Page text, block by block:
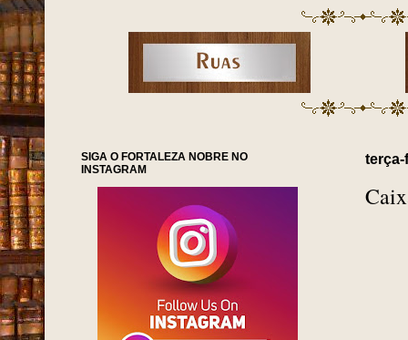
terça-
SIGA O FORTALEZA NOBRE NO
INSTAGRAM